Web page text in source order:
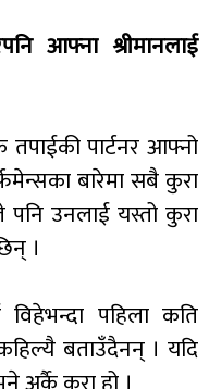
आफ्ना श्रीमानलाई
पार्टनर आफ्नो
बारेमा सबै कुरा
उनलाई यस्तो कुरा
।
पहिला कति
बताउँदैनन् । यदि